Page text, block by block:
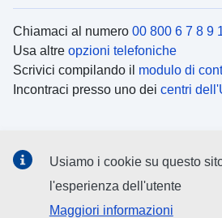
Chiamaci al numero 00 800 6 7 8 9
Usa altre opzioni telefoniche
Scrivici compilando il modulo di
Incontraci presso uno dei centri
Cerca icanali social
Usiamo i cookie su questo
l'esperienza dell'utente
Maggiori informazioni